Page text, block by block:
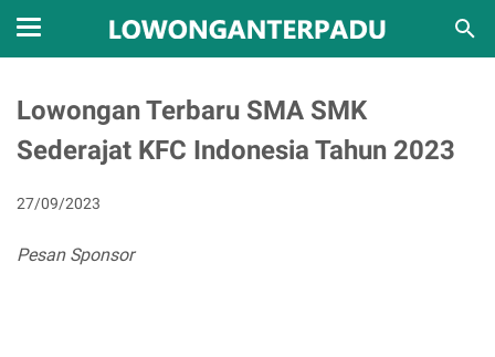
Lowongan Terbaru SMA SMK
Sederajat KFC Indonesia Tahun 2023
27/09/2023
Pesan Sponsor